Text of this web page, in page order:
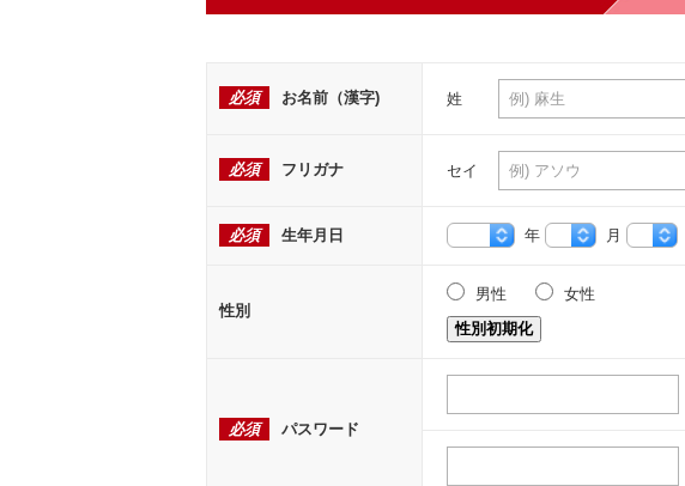
必須 お名前（漢字) 姓
必須 フリガナ セイ
必須 生年月日 年 月
性別
男性
女性
性別初期化
必須 パスワード